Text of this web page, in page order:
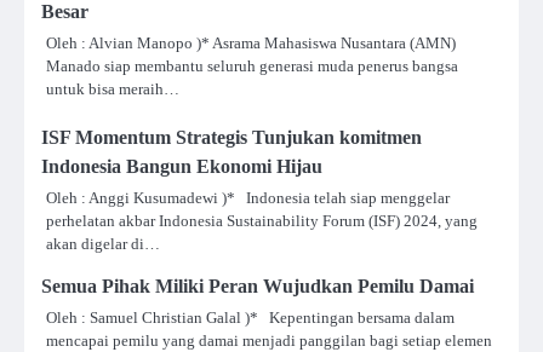
Besar
Oleh : Alvian Manopo )* Asrama Mahasiswa Nusantara (AMN)
Manado siap membantu seluruh generasi muda penerus bangsa
untuk bisa meraih…
ISF Momentum Strategis Tunjukan komitmen
Indonesia Bangun Ekonomi Hijau
Oleh : Anggi Kusumadewi )* Indonesia telah siap menggelar
perhelatan akbar Indonesia Sustainability Forum (ISF) 2024, yang
akan digelar di…
Semua Pihak Miliki Peran Wujudkan Pemilu Damai
Oleh : Samuel Christian Galal )* Kepentingan bersama dalam
mencapai pemilu yang damai menjadi panggilan bagi setiap elemen